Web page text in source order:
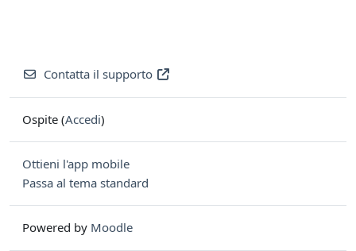
Contatta il supporto
Ospite (Accedi)
Ottieni l'app mobile
Passa al tema standard
Powered by Moodle